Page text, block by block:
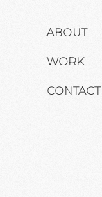
ABOUT
WORK
CONTACT